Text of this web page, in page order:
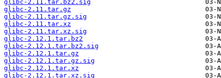
glibc-2.11.tar.bz2.sig
glibc-2.11.tar.gz
glibc-2.11.tar.gz.sig
glibc-2.11.tar.xz
glibc-2.11.tar.xz.sig
glibc-2.12.1.tar.bz2
glibc-2.12.1.tar.bz2.sig
glibc-2.12.1.tar.gz
glibc-2.12.1.tar.gz.sig
glibc-2.12.1.tar.xz
glibc-2.12.1.tar.xz.sig